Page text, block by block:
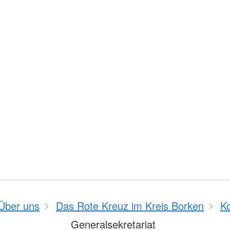
uns Das Rote Kreuz im Kreis Borken
Generalsekretariat